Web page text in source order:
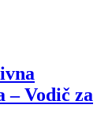
– Vodič za